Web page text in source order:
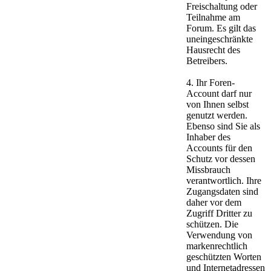
Freischaltung oder
Teilnahme am
Forum. Es gilt das
uneingeschränkte
Hausrecht des
Betreibers.
4. Ihr Foren-
Account darf nur
von Ihnen selbst
genutzt werden.
Ebenso sind Sie als
Inhaber des
Accounts für den
Schutz vor dessen
Missbrauch
verantwortlich. Ihre
Zugangsdaten sind
daher vor dem
Zugriff Dritter zu
schützen. Die
Verwendung von
markenrechtlich
geschützten Worten
und Internetadressen